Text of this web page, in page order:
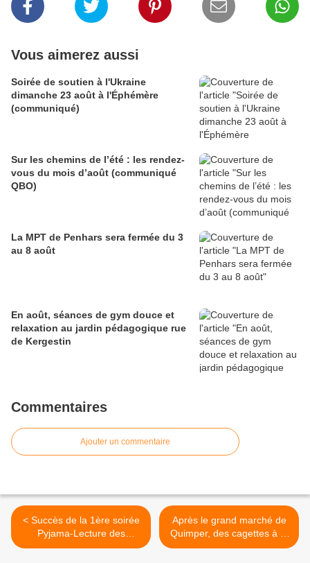
Vous aimerez aussi
Soirée de soutien à l'Ukraine
dimanche 23 août à l'Éphémère
(communiqué)
Sur les chemins de l’été : les rendez-
vous du mois d’août (communiqué
QBO)
La MPT de Penhars sera fermée du 3
au 8 août
En août, séances de gym douce et
relaxation au jardin pédagogique rue
de Kergestin
Commentaires
Ajouter un commentaire
< Succès de la 1ère soirée
Pyjama-Lecture des
maternelles de Kermoysan,
Après le grand marché de
Quimper, des cagettes à la
disposition des habitants